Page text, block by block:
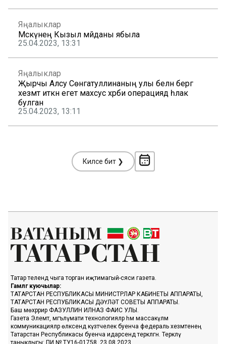
Яңалыклар
Мәскәүнең Кызыл мәйданы ябыла
25.04.2023, 13:31
Яңалыклар
Җырчы Алсу Сөнгатуллинаның улы белән бергә
хезмәт иткән егет махсус хәрби операциядә һәлак
булган
25.04.2023, 13:11
Киләсе бит ❯
Татар телендә чыга торган иҗтимагый-сәяси газета.
Гамәлгә куючылар:
ТАТАРСТАН РЕСПУБЛИКАСЫ МИНИСТРЛАР КАБИНЕТЫ АППАРАТЫ,
ТАТАРСТАН РЕСПУБЛИКАСЫ ДӘҮЛӘТ СОВЕТЫ АППАРАТЫ.
Баш мөхәррир ФАЗУЛЛИН ИЛНАЗ ФАИС УЛЫ.
Газета Элемтә, мәгълүмати технологияләр һәм массакүләм
коммуникацияләр өлкәсендә күзәтчелек буенча федераль хезмәтенең
Татарстан Республикасы буенча идарәсендә теркәлгән. Теркәлү